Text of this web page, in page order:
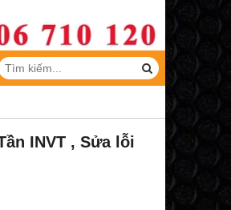
INVT , Sửa lỗi